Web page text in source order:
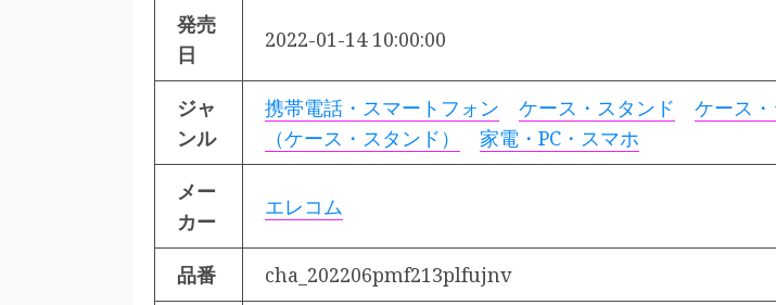
発売
日
2022-01-14 10:00:00
ジャ
ンル
携帯電話・スマートフォン ケース・スタンド
ケース
（ケース・スタンド）
家電・PC・スマホ
メー
カー
エレコム
品番 cha_202206pmf213plfujnv